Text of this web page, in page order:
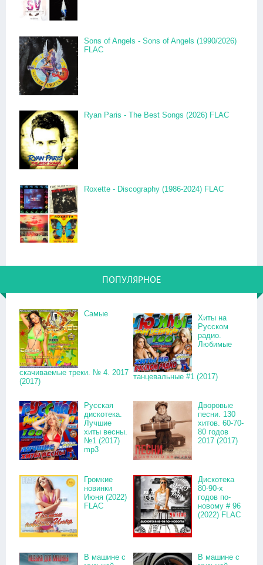
Sons of Angels - Sons of Angels (1990/2026)
FLAC
Ryan Paris - The Best Songs (2026) FLAC
Roxette - Discography (1986-2024) FLAC
ПОПУЛЯРНОЕ
Самые
скачиваемые треки. № 4. 2017
(2017)
Хиты на
Русском
радио.
Любимые
танцевальные #1 (2017)
Русская
дискотека.
Лучшие
хиты весны.
№1 (2017)
mp3
Дворовые
песни. 130
хитов. 60-70-
80 годов
2017 (2017)
Громкие
новинки
Июня (2022)
FLAC
Дискотека
80-90-х
годов по-
новому # 96
(2022) FLAC
В машине с
В машине с